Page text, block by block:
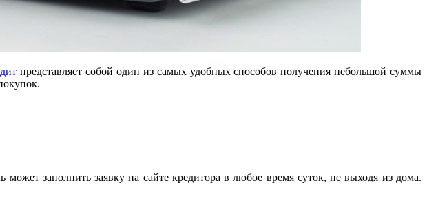
представляет собой один из самых удобных способов получения небольшой суммы
заполнить заявку на сайте кредитора в любое время суток, не выходя из дома.